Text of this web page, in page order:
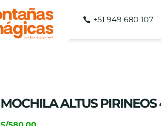
+51 949 680 107
MOCHILA ALTUS